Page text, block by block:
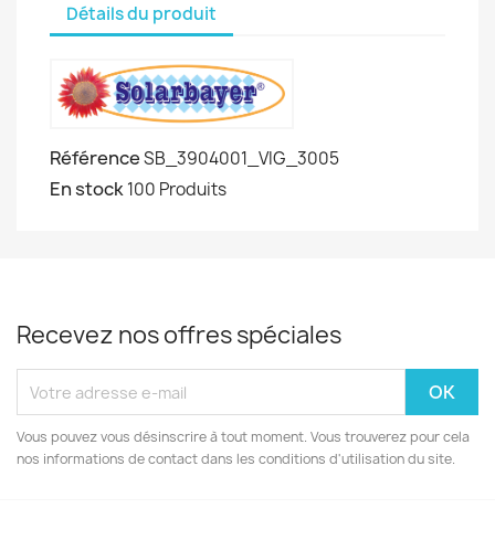
Détails du produit
RéférenceSB_3904001_VIG_3005
En stock100 Produits
Recevez nos offres spéciales
Vous pouvez vous désinscrire à tout moment. Vous trouverez pour cela
nos informations de contact dans les conditions d'utilisation du site.